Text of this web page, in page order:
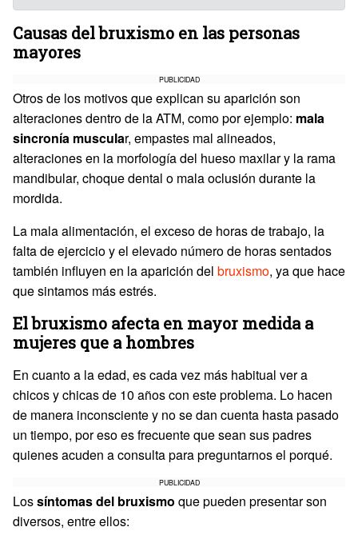
Causas del bruxismo en las personas
mayores
PUBLICIDAD
Otros de los motivos que explican su aparición son
alteraciones dentro de la ATM, como por ejemplo: mala
sincronía muscular, empastes mal alineados,
alteraciones en la morfología del hueso maxilar y la rama
mandibular, choque dental o mala oclusión durante la
mordida.
La mala alimentación, el exceso de horas de trabajo, la
falta de ejercicio y el elevado número de horas sentados
también influyen en la aparición del bruxismo, ya que hace
que sintamos más estrés.
El bruxismo afecta en mayor medida a
mujeres que a hombres
En cuanto a la edad, es cada vez más habitual ver a
chicos y chicas de 10 años con este problema. Lo hacen
de manera inconsciente y no se dan cuenta hasta pasado
un tiempo, por eso es frecuente que sean sus padres
quienes acuden a consulta para preguntarnos el porqué.
PUBLICIDAD
Lossíntomas del bruxismo que pueden presentar son
diversos, entre ellos: